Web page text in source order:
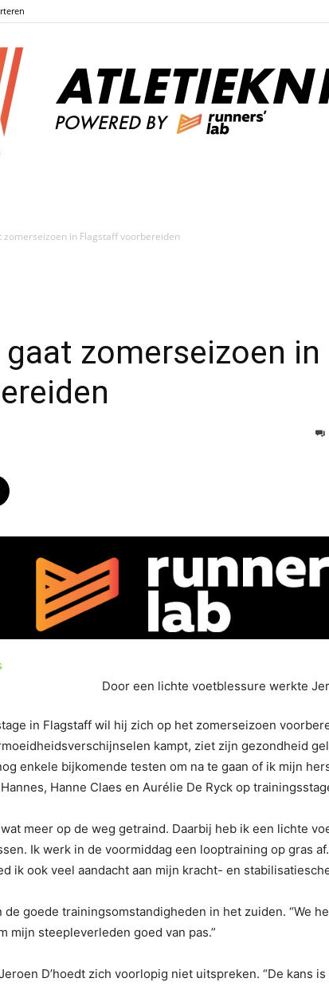
zomerseizoen in Flagstaff voorbereiden
gaat zomerseizoen in
Door een lichte voetblessure werkte
in Flagstaff wil hij zich op het zomerseizoen
kampt, ziet zijn gezondheid
enkele bijkomende testen om na te gaan of ik mijn
Hanne Claes en Aurélie De Ryck op
meer op de weg getraind. Daarbij heb ik een lichte
Ik werk in de voormiddag een looptraining op gras
ik ook veel aandacht aan mijn kracht- en
goede trainingsomstandigheden in het zuiden. “We
mijn steepleverleden goed van pas.”
D’hoedt zich voorlopig niet uitspreken. “De kans